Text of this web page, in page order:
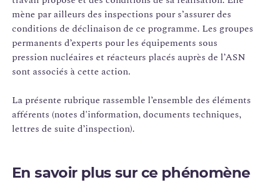
mène par ailleurs des inspections pour s’assurer des
conditions de déclinaison de ce programme. Les groupes
permanents d’experts pour les équipements sous
pression nucléaires et réacteurs placés auprès de l’ASN
sont associés à cette action.
La présente rubrique rassemble l’ensemble des éléments
afférents (notes d'information, documents techniques,
lettres de suite d’inspection).
En savoir plus sur ce phénomène